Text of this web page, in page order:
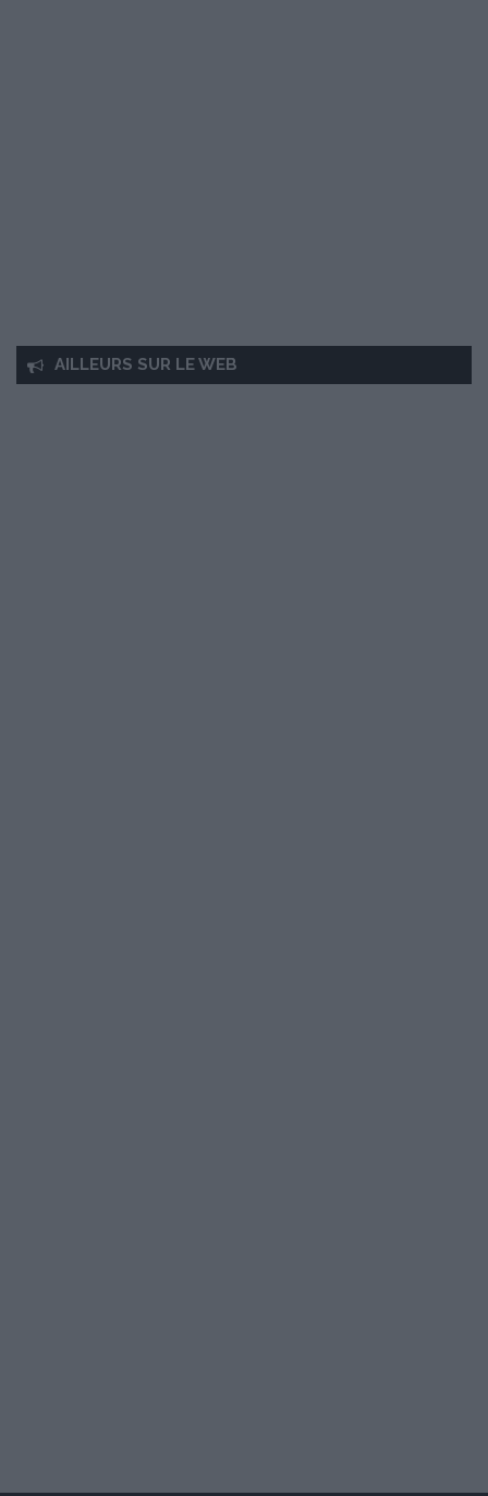
AILLEURS SUR LE WEB